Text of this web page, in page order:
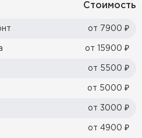
Стоимость
от 7900 ₽
от 15900 ₽
от 5500 ₽
от 5000 ₽
от 3000 ₽
от 4900 ₽